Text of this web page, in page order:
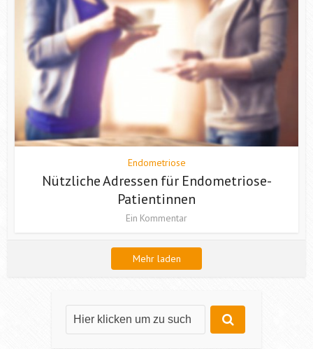
Endometriose
Nützliche Adressen für Endometriose-
Patientinnen
Ein Kommentar
Mehr laden